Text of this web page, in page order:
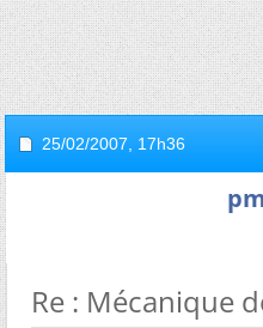
25/02/2007, 17h36
Re : Mécanique